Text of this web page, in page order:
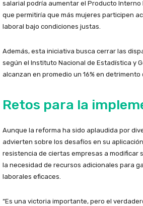
salarial podría aumentar el Producto Interno
que permitiría que más mujeres participen
laboral bajo condiciones justas.
Además, esta iniciativa busca cerrar las
según el Instituto Nacional de Estadística y
alcanzan en promedio un 16% en detrimento
Retos para la
Aunque la reforma ha sido aplaudida por
advierten sobre los desafíos en su
resistencia de ciertas empresas a modificar
la necesidad de recursos adicionales para
laborales eficaces.
“Es una victoria importante, pero el